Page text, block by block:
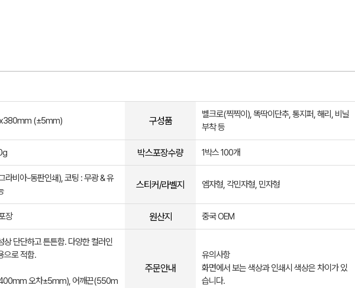
(±5mm) 구성품
벨크로(찍찍이), 똑딱이단추, 통지퍼, 해리, 비닐
부착 등
박스포장수량 1박스 100개
라비아-동판인쇄), 코팅 : 무광 & 유
스티커/라벨지 엠자형, 각민자형, 민자형
장 원산지 중국 OEM
상 단단하고 튼튼함. 다양한 컬러인
으로 적함.
오차±5mm), 어깨끈(550m
주문안내
유의사항
화면에서 보는 색상과 인쇄시 색상은 차이가 있
습니다.